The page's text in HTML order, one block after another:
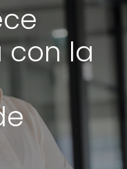
con la